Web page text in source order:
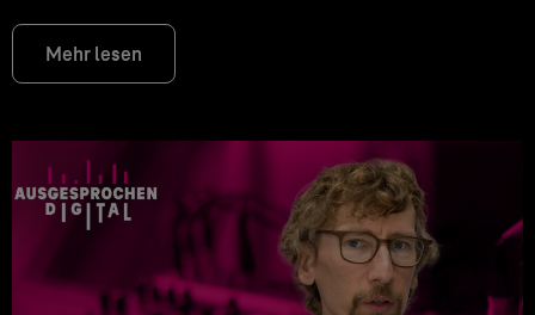
Mehr lesen